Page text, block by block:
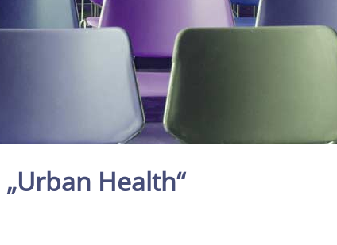
Health“